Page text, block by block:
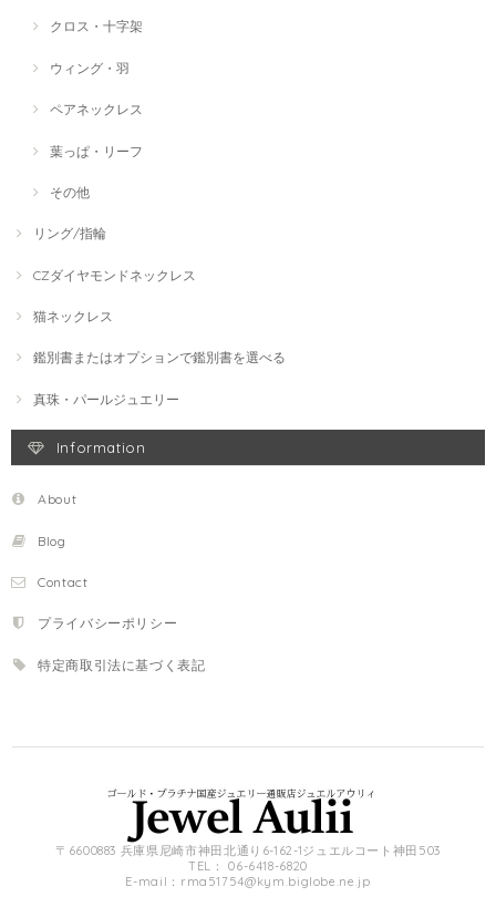
クロス・十字架
ウィング・羽
ペアネックレス
葉っぱ・リーフ
その他
リング/指輪
CZダイヤモンドネックレス
猫ネックレス
鑑別書またはオプションで鑑別書を選べる
真珠・パールジュエリー
Information
About
Blog
Contact
プライバシーポリシー
特定商取引法に基づく表記
〒6600883 兵庫県尼崎市神田北通り6-162-1ジュエルコート神田503
TEL： 06-6418-6820
E-mail： rma51754@kym.biglobe.ne.jp